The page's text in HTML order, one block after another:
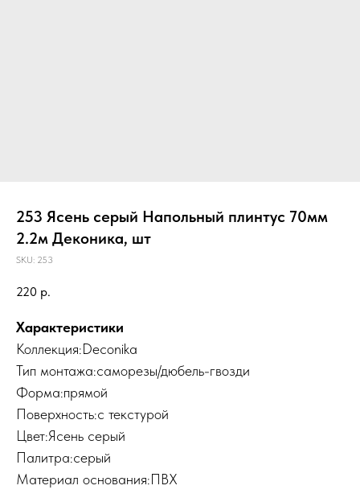
253 Ясень серый Напольный плинтус 70мм
2.2м Деконика, шт
SKU: 253
220 р.
Характеристики
Коллекция:Deconika
Тип монтажа:саморезы/дюбель-гвозди
Форма:прямой
Поверхность:с текстурой
Цвет:Ясень серый
Палитра:серый
Материал основания:ПВХ